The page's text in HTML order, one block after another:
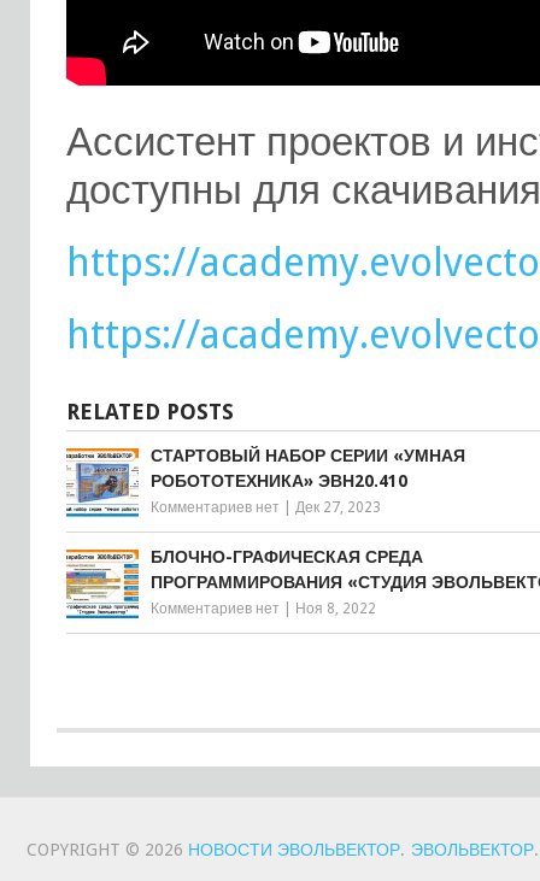
Ассистент проектов и
доступны для
https://
https://
RELATED POSTS
СТАРТОВЫЙ НАБОР СЕРИИ «УМНАЯ
РОБОТОТЕХНИКА» ЭВН20.410
Комментариев нет Дек 27, 2023
БЛОЧНО-ГРАФИЧЕСКАЯ СРЕДА
ПРОГРАММИРОВАНИЯ «СТУДИЯ
Комментариев нет Ноя 8, 2022
COPYRIGHT © 2026 НОВОСТИ ЭВОЛЬВЕКТОР. ЭВОЛЬВЕКТОР.